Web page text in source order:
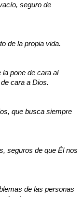
seguro de
de la propia vida.
la pone de cara al
cara a Dios.
que busca siempre
seguros de que Él nos
de las personas